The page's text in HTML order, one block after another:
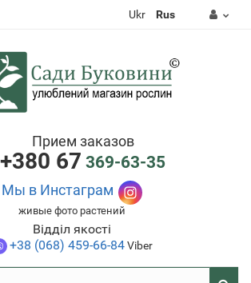
Ukr Rus
Прием заказов
+380 67 369-63-35
Мы в Инстаграм
живые фото растений
Відділ якості
+38 (068) 459-66-84Viber